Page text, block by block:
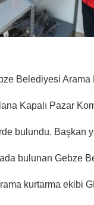
Belediyesi
Kapalı Pazar
bulundu. Başkan
bulunan Gebze
kurtarma ekibi